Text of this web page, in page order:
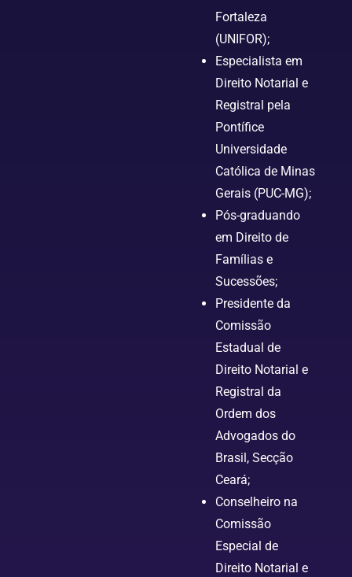
Fortaleza
(UNIFOR);
Especialista em
Direito Notarial e
Registral pela
Pontífice
Universidade
Católica de Minas
Gerais (PUC-MG);
Pós-graduando
em Direito de
Famílias e
Sucessões;
Presidente da
Comissão
Estadual de
Direito Notarial e
Registral da
Ordem dos
Advogados do
Brasil, Secção
Ceará;
Conselheiro na
Comissão
Especial de
Direito Notarial e